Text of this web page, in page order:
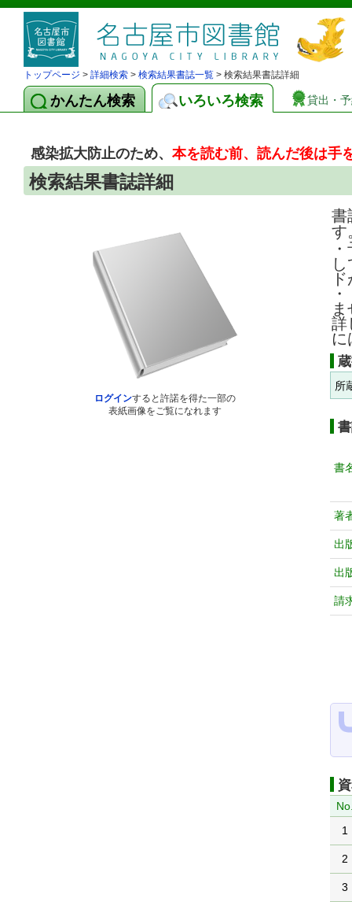
トップページ > 詳細検索 > 検索結果書誌一覧 > 検索結果書誌詳細
かんたん検索 いろいろ検索 貸出・
感染拡大防止のため、本を読む前、読んだ後は手
検索結果書誌詳細
ログインすると許諾を得た一部の
表紙画像をご覧になれます
書
す
詳
に
所
書
著
出
出
請
1
2
3